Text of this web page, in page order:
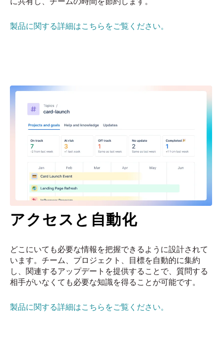
製品に関する詳細はこちらをご覧ください。
アクセスと自動化
どこにいても必要な情報を把握できるように設計されて
います。チーム、プロジェクト、目標を自動的に集約
し、関連するアップデートを提供することで、質問する
相手がいなくても必要な知識を得ることが可能です。
製品に関する詳細はこちらをご覧ください。